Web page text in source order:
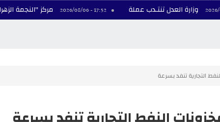
العدل تنتـدب عملة 17:52 - 2026/08/06 مركز "النجمة الزهراء" يقرر
التجارية تنفد بسرعة